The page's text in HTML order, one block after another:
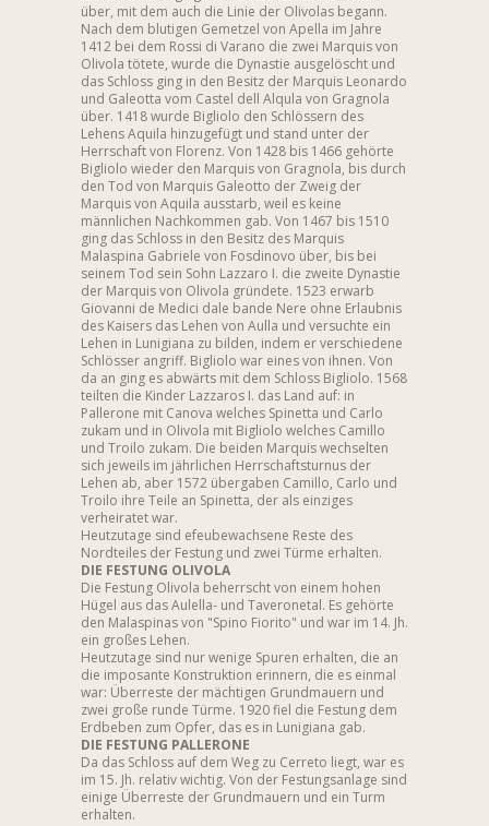
über, mit dem auch die Linie der Olivolas begann.
Nach dem blutigen Gemetzel von Apella im Jahre
1412 bei dem Rossi di Varano die zwei Marquis von
Olivola tötete, wurde die Dynastie ausgelöscht und
das Schloss ging in den Besitz der Marquis Leonardo
und Galeotta vom Castel dell Alqula von Gragnola
über. 1418 wurde Bigliolo den Schlössern des
Lehens Aquila hinzugefügt und stand unter der
Herrschaft von Florenz. Von 1428 bis 1466 gehörte
Bigliolo wieder den Marquis von Gragnola, bis durch
den Tod von Marquis Galeotto der Zweig der
Marquis von Aquila ausstarb, weil es keine
männlichen Nachkommen gab. Von 1467 bis 1510
ging das Schloss in den Besitz des Marquis
Malaspina Gabriele von Fosdinovo über, bis bei
seinem Tod sein Sohn Lazzaro I. die zweite Dynastie
der Marquis von Olivola gründete. 1523 erwarb
Giovanni de Medici dale bande Nere ohne Erlaubnis
des Kaisers das Lehen von Aulla und versuchte ein
Lehen in Lunigiana zu bilden, indem er verschiedene
Schlösser angriff. Bigliolo war eines von ihnen. Von
da an ging es abwärts mit dem Schloss Bigliolo. 1568
teilten die Kinder Lazzaros I. das Land auf: in
Pallerone mit Canova welches Spinetta und Carlo
zukam und in Olivola mit Bigliolo welches Camillo
und Troilo zukam. Die beiden Marquis wechselten
sich jeweils im jährlichen Herrschaftsturnus der
Lehen ab, aber 1572 übergaben Camillo, Carlo und
Troilo ihre Teile an Spinetta, der als einziges
verheiratet war.
Heutzutage sind efeubewachsene Reste des
Nordteiles der Festung und zwei Türme erhalten.
DIE FESTUNG OLIVOLA
Die Festung Olivola beherrscht von einem hohen
Hügel aus das Aulella- und Taveronetal. Es gehörte
den Malaspinas von "Spino Fiorito" und war im 14. Jh.
ein großes Lehen.
Heutzutage sind nur wenige Spuren erhalten, die an
die imposante Konstruktion erinnern, die es einmal
war: Überreste der mächtigen Grundmauern und
zwei große runde Türme. 1920 fiel die Festung dem
Erdbeben zum Opfer, das es in Lunigiana gab.
DIE FESTUNG PALLERONE
Da das Schloss auf dem Weg zu Cerreto liegt, war es
im 15. Jh. relativ wichtig. Von der Festungsanlage sind
einige Überreste der Grundmauern und ein Turm
erhalten.